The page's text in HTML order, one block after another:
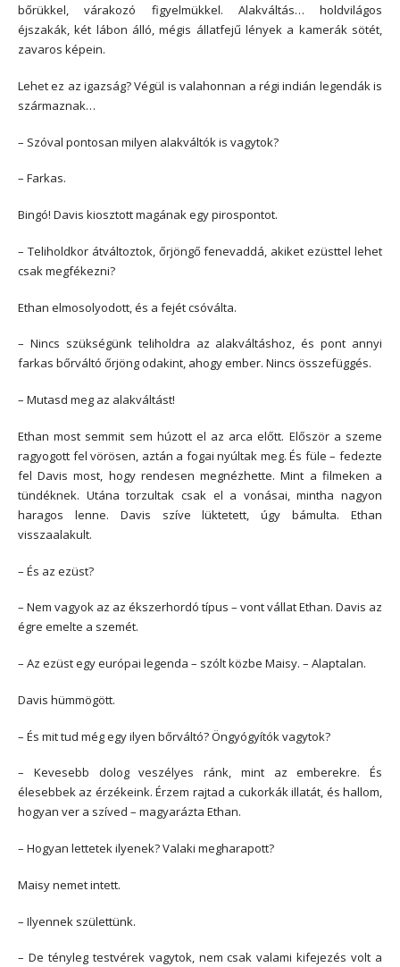
bőrükkel, várakozó figyelmükkel. Alakváltás… holdvilágos
éjszakák, két lábon álló, mégis állatfejű lények a kamerák sötét,
zavaros képein.
Lehet ez az igazság? Végül is valahonnan a régi indián legendák is
származnak…
– Szóval pontosan milyen alakváltók is vagytok?
– Farkas.
Bingó! Davis kiosztott magának egy pirospontot.
– Teliholdkor átváltoztok, őrjöngő fenevaddá, akiket ezüsttel lehet
csak megfékezni?
Ethan elmosolyodott, és a fejét csóválta.
– Nincs szükségünk teliholdra az alakváltáshoz, és pont annyi
farkas bőrváltó őrjöng odakint, ahogy ember. Nincs összefüggés.
– Mutasd meg az alakváltást!
Ethan most semmit sem húzott el az arca előtt. Először a szeme
ragyogott fel vörösen, aztán a fogai nyúltak meg. És füle – fedezte
fel Davis most, hogy rendesen megnézhette. Mint a filmeken a
tündéknek. Utána torzultak csak el a vonásai, mintha nagyon
haragos lenne. Davis szíve lüktetett, úgy bámulta. Ethan
visszaalakult.
– És az ezüst?
– Nem vagyok az az ékszerhordó típus – vont vállat Ethan. Davis az
égre emelte a szemét.
– Az ezüst egy európai legenda – szólt közbe Maisy. – Alaptalan.
Davis hümmögött.
– És mit tud még egy ilyen bőrváltó? Öngyógyítók vagytok?
– Kevesebb dolog veszélyes ránk, mint az emberekre. És
élesebbek az érzékeink. Érzem rajtad a cukorkák illatát, és hallom,
hogyan ver a szíved – magyarázta Ethan.
– Hogyan lettetek ilyenek? Valaki megharapott?
Maisy nemet intett.
– Ilyennek születtünk.
– De tényleg testvérek vagytok, nem csak valami kifejezés volt a